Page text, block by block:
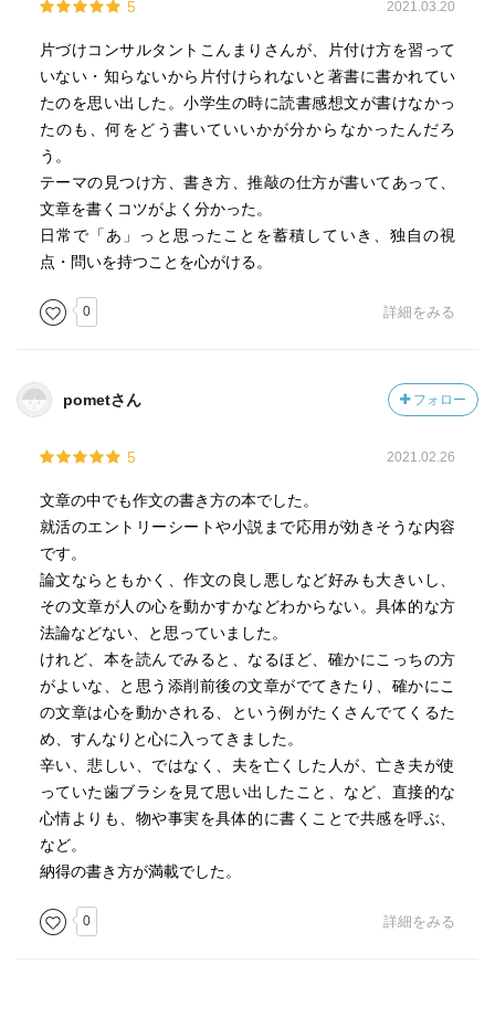
5 2021.03.20
片づけコンサルタントこんまりさんが、片付け方を習って
いない・知らないから片付けられないと著書に書かれてい
たのを思い出した。小学生の時に読書感想文が書けなかっ
たのも、何をどう書いていいかが分からなかったんだろ
う。
テーマの見つけ方、書き方、推敲の仕方が書いてあって、
文章を書くコツがよく分かった。
日常で「あ」っと思ったことを蓄積していき、独自の視
点・問いを持つことを心がける。
0 詳細をみる
pometさん フォロー
5 2021.02.26
文章の中でも作文の書き方の本でした。
就活のエントリーシートや小説まで応用が効きそうな内容
です。
論文ならともかく、作文の良し悪しなど好みも大きいし、
その文章が人の心を動かすかなどわからない。具体的な方
法論などない、と思っていました。
けれど、本を読んでみると、なるほど、確かにこっちの方
がよいな、と思う添削前後の文章がでてきたり、確かにこ
の文章は心を動かされる、という例がたくさんでてくるた
め、すんなりと心に入ってきました。
辛い、悲しい、ではなく、夫を亡くした人が、亡き夫が使
っていた歯ブラシを見て思い出したこと、など、直接的な
心情よりも、物や事実を具体的に書くことで共感を呼ぶ、
など。
納得の書き方が満載でした。
0 詳細をみる